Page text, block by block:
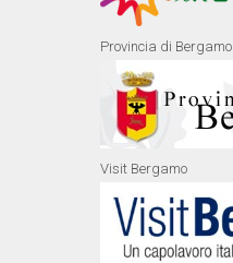
Provincia di Bergamo
Visit Bergamo